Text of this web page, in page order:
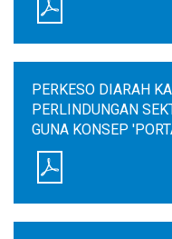
PERKESO DIARAH
PERLINDUNGAN
GUNA KONSEP